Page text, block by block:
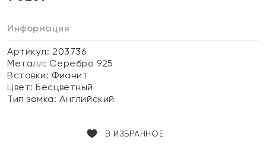
Информация
Артикул: 203736
Металл: Серебро 925
Вставки: Фианит
Цвет:Бесцветный
Тип замка:Английский
В ИЗБРАННОЕ